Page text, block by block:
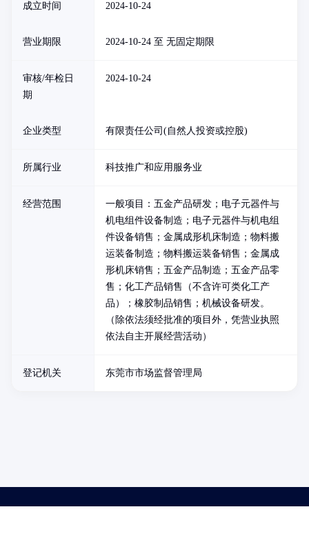
成立时间 2024-10-24
营业期限 2024-10-24 至 无固定期限
审核/年检日
期
2024-10-24
企业类型 有限责任公司(自然人投资或控股)
所属行业 科技推广和应用服务业
经营范围
一般项目：五金产品研发；电子元器件与
机电组件设备制造；电子元器件与机电组
件设备销售；金属成形机床制造；物料搬
运装备制造；物料搬运装备销售；金属成
形机床销售；五金产品制造；五金产品零
售；化工产品销售（不含许可类化工产
品）；橡胶制品销售；机械设备研发。
（除依法须经批准的项目外，凭营业执照
依法自主开展经营活动）
登记机关 东莞市市场监督管理局